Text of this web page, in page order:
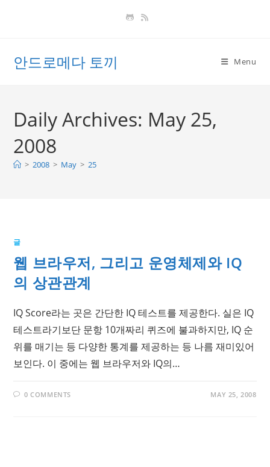
안드로메다 토끼 Menu
Daily Archives: May 25,
2008
> 2008 > May > 25
글
웹 브라우저, 그리고 운영체제와 IQ
의 상관관계
IQ Score라는 곳은 간단한 IQ 테스트를 제공한다. 실은 IQ
테스트라기보단 문항 10개짜리 퀴즈에 불과하지만, IQ 순
위를 매기는 등 다양한 통계를 제공하는 등 나름 재미있어
보인다. 이 중에는 웹 브라우저와 IQ의…
0 COMMENTS MAY 25, 2008